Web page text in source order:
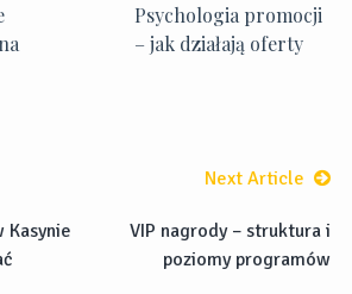
Psychologia promocji
– jak działają oferty
Kasynie
Next Article
VIP nagrody – struktura i
poziomy programów